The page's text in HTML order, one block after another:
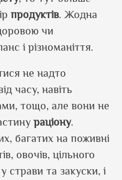
продуктів. Жодна
чи
і різноманіття.
не надто
часу, навіть
тощо, але вони не
раціону.
багатих на поживні
овочів, цільного
страви та закуски, і